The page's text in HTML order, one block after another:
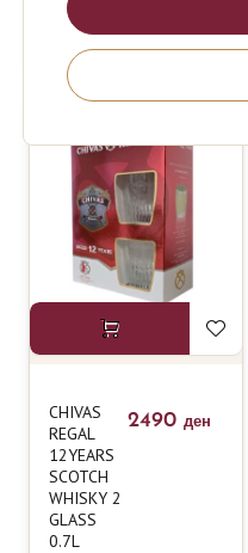
CHIVAS
REGAL
12YEARS
SCOTCH
WHISKY 2
GLASS
0.7L
2490 ден